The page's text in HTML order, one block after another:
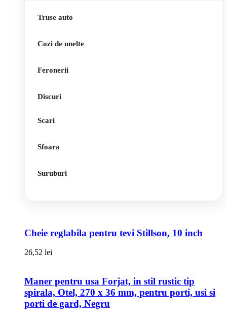
Truse auto
Cozi de unelte
Feronerii
Discuri
Scari
Sfoara
Suruburi
Cheie reglabila pentru tevi Stillson, 10 inch
26,52 lei
Maner pentru usa Forjat, in stil rustic tip
spirala, Otel, 270 x 36 mm, pentru porti, usi si
porti de gard, Negru